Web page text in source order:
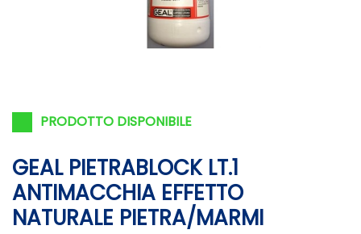
PRODOTTO DISPONIBILE
GEAL PIETRABLOCK LT.1
ANTIMACCHIA EFFETTO
NATURALE PIETRA/MARMI